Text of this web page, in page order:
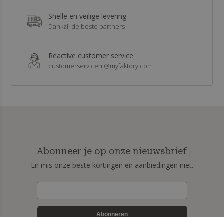
Snelle en veilige levering
Dankzij de beste partners
Reactive customer service
customerservicenl@myfaktory.com
Abonneer je op onze nieuwsbrief
En mis onze beste kortingen en aanbiedingen niet.
Abonneren